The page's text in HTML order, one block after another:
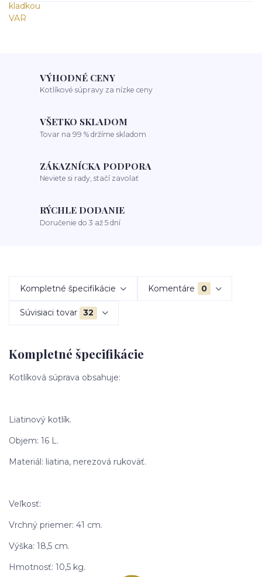
VÝHODNÉ CENY
Kotlíkové súpravy za nízke ceny
VŠETKO SKLADOM
Tovar na 99 % držíme skladom
ZÁKAZNÍCKA PODPORA
Neviete si rady, stačí zavolať
RÝCHLE DODANIE
Doručenie do 3 až 5 dní
Kompletné špecifikácie Komentáre 0
Súvisiaci tovar 32
Kompletné špecifikácie
Kotlíková súprava obsahuje:
Liatinový kotlík.
Objem: 16 L.
Materiál: liatina, nerezová rukoväť.
Veľkosť:
Vrchný priemer: 41 cm.
Výška: 18,5 cm.
Hmotnosť: 10,5 kg.